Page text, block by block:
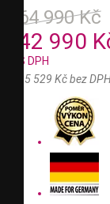
64 990 Kč
42 990
S DPH
35 529 Kč bez